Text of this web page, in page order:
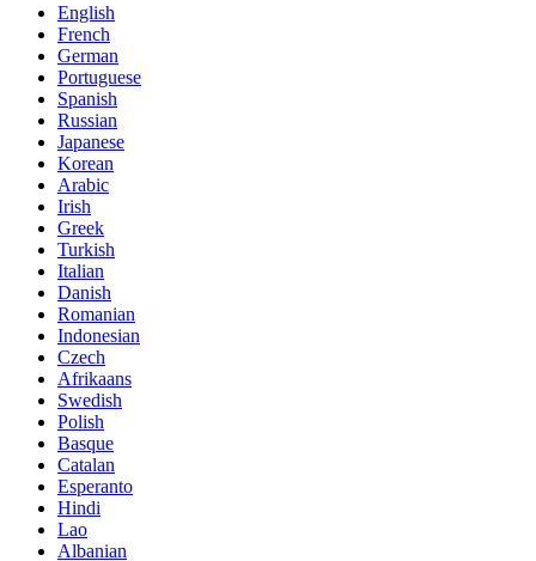
English
French
German
Portuguese
Spanish
Russian
Japanese
Korean
Arabic
Irish
Greek
Turkish
Italian
Danish
Romanian
Indonesian
Czech
Afrikaans
Swedish
Polish
Basque
Catalan
Esperanto
Hindi
Lao
Albanian